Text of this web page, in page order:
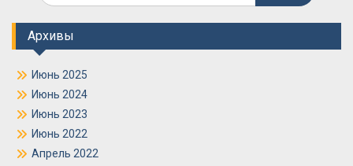
Архивы
Июнь 2025
Июнь 2024
Июнь 2023
Июнь 2022
Апрель 2022